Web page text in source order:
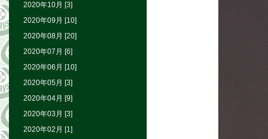
2020年10月 [3]
2020年09月 [10]
2020年08月 [20]
2020年07月 [6]
2020年06月 [10]
2020年05月 [3]
2020年04月 [9]
2020年03月 [3]
2020年02月 [1]